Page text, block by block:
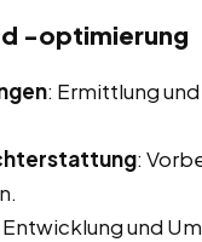
-optimierung
: Ermittlung
:
Entwicklung und